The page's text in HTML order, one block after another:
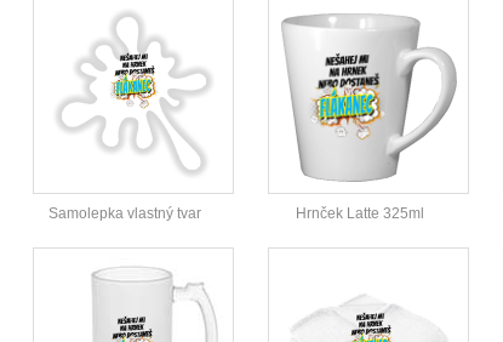
Samolepka vlastný tvar Hrnček Latte 325ml